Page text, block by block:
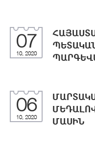
07
10, 2020
06
10, 2020
ՄԱՍԻՆ